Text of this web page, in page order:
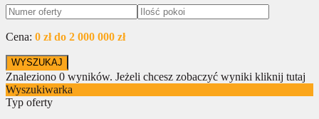
Cena: 0 zł do 2 000 000 zł
Znaleziono 0 wyników. Jeżeli chcesz zobaczyć wyniki kliknij tutaj
Wyszukiwarka
Typ oferty